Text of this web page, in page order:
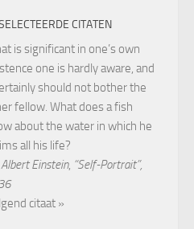
CITATEN
is significant in one’s own
one is hardly aware, and
should not bother the
fellow. What does a fish
about the water in which he
all his life?
Albert Einstein, “Self-Portrait”,
citaat »